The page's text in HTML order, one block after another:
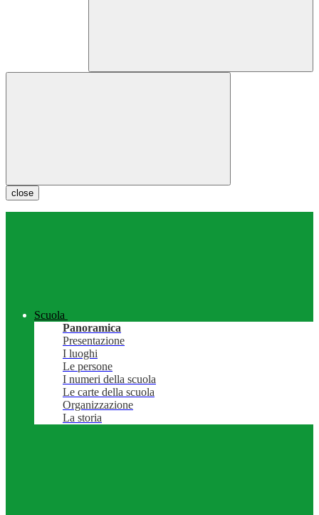
close
Scuola
Panoramica
Presentazione
I luoghi
Le persone
I numeri della scuola
Le carte della scuola
Organizzazione
La storia